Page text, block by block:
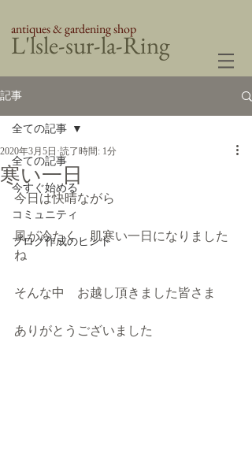
​L'lsle-sur-la-Ring
antiques & gardening shop
記事
全ての記事
今すぐ始める
コミュニティ
ブログ作成のヒント
全ての記事
寒い一日
2020年3月5日 読了時間: 1分
今日は快晴ながら
風が冷たく　肌寒い一日になりました
ね
そんな中　お越し頂きました皆さま
ありがとうございました